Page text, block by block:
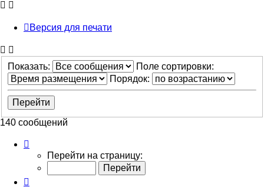
Версия для печати
Показать:
Поле сортировки:
Порядок:
140 сообщений
14
Перейти на страницу: